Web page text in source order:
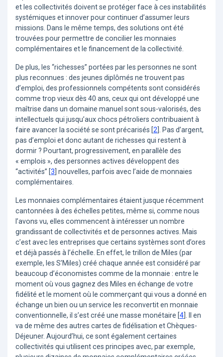
et les collectivités doivent se protéger face à ces instabilités
systémiques et innover pour continuer d’assumer leurs
missions. Dans le même temps, des solutions ont été
trouvées pour permettre de concilier les monnaies
complémentaires et le financement de la collectivité.
De plus, les “richesses” portées par les personnes ne sont
plus reconnues : des jeunes diplômés ne trouvent pas
d’emploi, des professionnels compétents sont considérés
comme trop vieux dès 40 ans, ceux qui ont développé une
maîtrise dans un domaine manuel sont sous-valorisés, des
intellectuels qui jusqu’aux chocs pétroliers contribuaient à
faire avancer la société se sont précarisés [2
. Pas d’argent,
pas d’emploi et donc autant de richesses qui restent à
dormir ? Pourtant, progressivement, en parallèle des
« emplois », des personnes actives développent des
“activités” [3 nouvelles, parfois avec l’aide de monnaies
complémentaires.
Les monnaies complémentaires étaient jusque récemment
cantonnées à des échelles petites, même si, comme nous
l’avons vu, elles commencent à intéresser un nombre
grandissant de collectivités et de personnes actives. Mais
c’est avec les entreprises que certains systèmes sont d’ores
et déjà passés à l’échelle. En effet, le trillon de Miles (par
exemple, les S’Miles) créé chaque année est considéré par
beaucoup d’économistes comme de la monnaie : entre le
moment où vous gagnez des Miles en échange de votre
fidélité et le moment où le commerçant qui vous a donné en
échange un bien ou un service les reconvertit en monnaie
conventionnelle, il s’est créé une masse monétaire [4
. Il en
va de même des autres cartes de fidélisation et Chèques-
Déjeuner. Aujourd’hui, ce sont également certaines
collectivités qui utilisent ces principes avec, par exemple,